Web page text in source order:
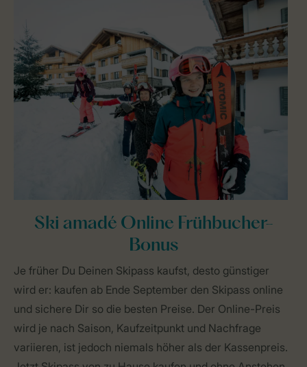
Ski amadé Online Frühbucher-
Bonus
Je früher Du Deinen Skipass kaufst, desto günstiger
wird er: kaufen ab Ende September den Skipass online
und sichere Dir so die besten Preise. Der Online-Preis
wird je nach Saison, Kaufzeitpunkt und Nachfrage
variieren, ist jedoch niemals höher als der Kassenpreis.